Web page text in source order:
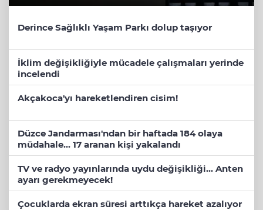
Derince Sağlıklı Yaşam Parkı dolup taşıyor
İklim değişikliğiyle mücadele çalışmaları yerinde
incelendi
Akçakoca'yı hareketlendiren cisim!
Düzce Jandarması'ndan bir haftada 184 olaya
müdahale... 17 aranan kişi yakalandı
TV ve radyo yayınlarında uydu değişikliği... Anten
ayarı gerekmeyecek!
Çocuklarda ekran süresi arttıkça hareket azalıyor